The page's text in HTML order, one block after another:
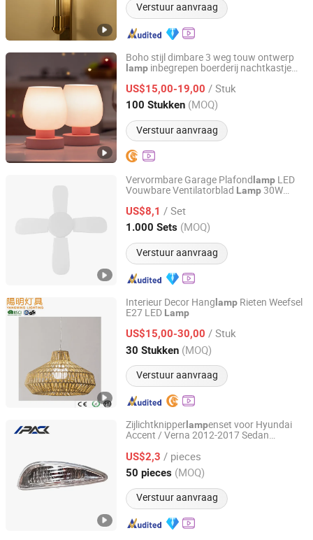
Verstuur aanvraag
Boho stijl dimbare 3 weg touw ontwerp
lamp inbegrepen boerderij nachtkastje
US$15,00-19,00 / Stuk
100 Stukken (MOQ)
Verstuur aanvraag
Dongguan Ruisen lighting technology Ltd
Guangdong, China Sinds 2025
Vervormbare Garage Plafond lamp LED
Vouwbare Ventilatorblad Lamp30W
LampLichtLamp
US$8,1 / Set
1.000 Sets (MOQ)
Verstuur aanvraag
Dongguan Light Shines Electric Lighting Co.,Ltd
Guangdong, China Sinds 2019
Interieur Decor Hang lamp Rieten Weefsel
E27 LED Lamp
US$15,00-30,00 / Stuk
30 Stukken (MOQ)
Verstuur aanvraag
Yangming Electrical Co., Ltd
Guangdong, China Sinds 2021
Zijlichtknipper lampenset voor Hyundai
Accent / Verna 2012-2017 Sedan
pakkingen
US$2,3 / pieces
50 pieces (MOQ)
Verstuur aanvraag
Guangzhou I-Pack Auto Parts Co., Limited
Guangdong, China Sinds 2023